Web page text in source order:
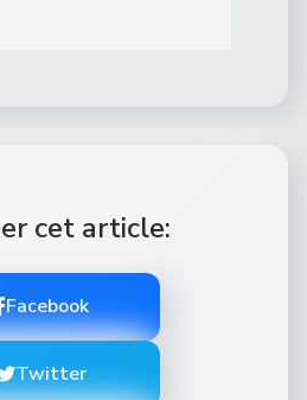
cet article:
Facebook
Twitter